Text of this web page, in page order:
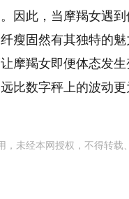
因此，当摩羯女遇
瘦固然有其独特的
摩羯女即便体态发
比数字秤上的波动
，未经本网授权，不得转载